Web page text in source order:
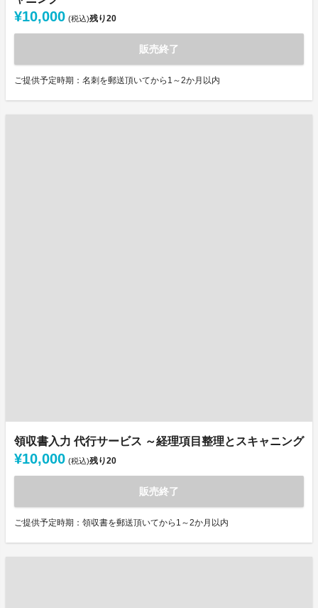
¥10,000 (税込)残り20
販売終了
ご提供予定時期：名刺を郵送頂いてから1～2か月以内
領収書入力 代行サービス ～経理項目整理とスキャニング
¥10,000 (税込)残り20
販売終了
ご提供予定時期：領収書を郵送頂いてから1～2か月以内